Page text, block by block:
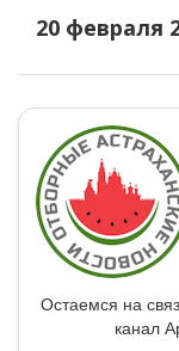
20 февраля
Остаемся на
канал